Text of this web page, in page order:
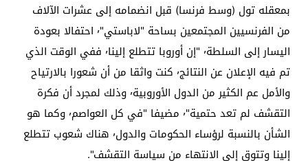
بمعقله تول (وسط فرنسا) قبل انضمامه إلى عشرات الآلاف
من الفرنسيين المجتمعين بساحة "لاباستي"٬ احتفالا بعودة
اليسار إلى السلطة٬ "إن أوروبا تتطلع إلينا٬ ففي الوقت الذي
تم فيه الإعلان عن النتائج٬ كنت واثقا من أن شعورا بالارتياح
والأمل عم الكثير من الدول الأوروبية٬ وذلك لمجرد أن فكرة
التقشف لم تعد حتمية"٬ مضيفا "في كل العواصم٬ وكما هو
الشأن بالنسبة لرؤساء الحكومات والدول٬ هناك شعوب تتطلع
إلينا وتتوق إلى الانتهاء من سياسة التقشف".